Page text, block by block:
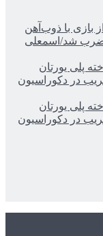
بازی با ذوب‌آهن
ضرب شد/اسمعلی
پلی یورتان
در دکوراسیون
پلی یورتان
در دکوراسیون